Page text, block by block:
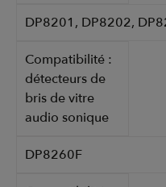
DP8201, DP8202,
Compatibilité :
détecteurs de
bris de vitre
audio sonique
DP8260F